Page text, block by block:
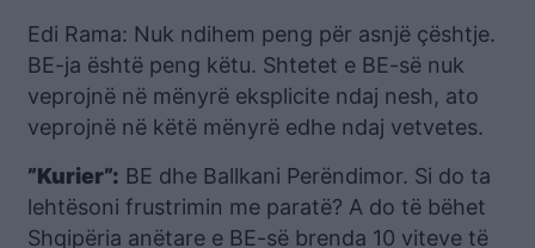
Edi Rama: Nuk ndihem peng për asnjë çështje.
BE-ja është peng këtu. Shtetet e BE-së nuk
veprojnë në mënyrë eksplicite ndaj nesh, ato
veprojnë në këtë mënyrë edhe ndaj vetvetes.
”Kurier”: BE dhe Ballkani Perëndimor. Si do ta
lehtësoni frustrimin me paratë? A do të bëhet
Shqipëria anëtare e BE-së brenda 10 viteve të